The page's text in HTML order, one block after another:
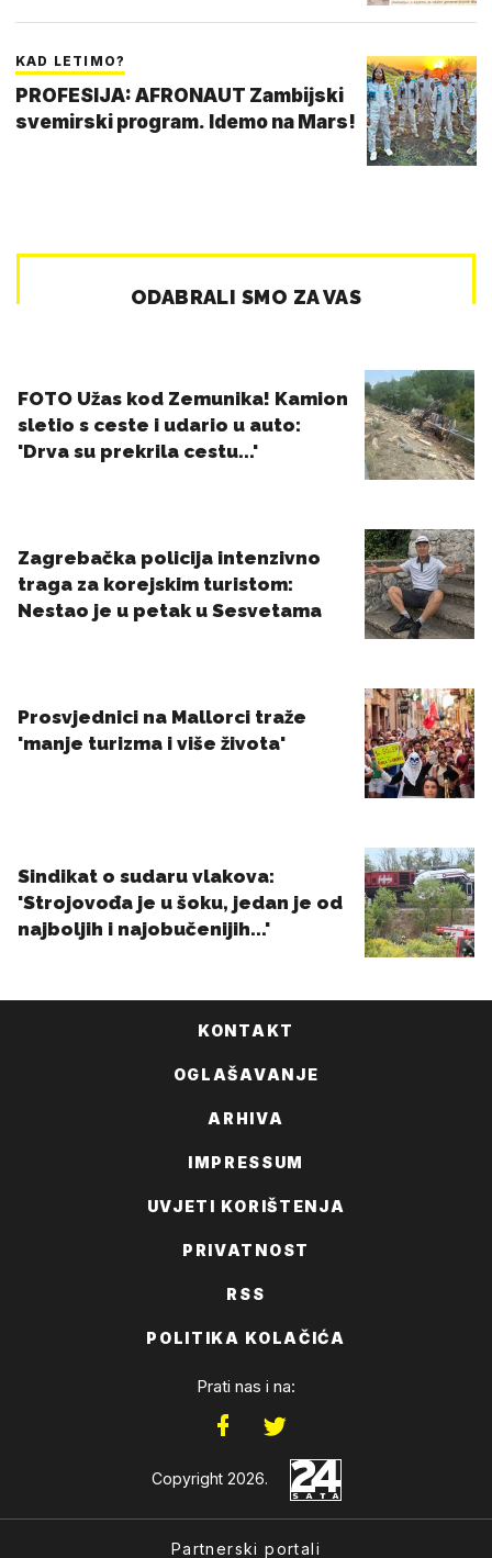
KAD LETIMO?
PROFESIJA: AFRONAUT Zambijski
svemirski program. Idemo na Mars!
KONTAKT
OGLAŠAVANJE
ARHIVA
IMPRESSUM
UVJETI KORIŠTENJA
PRIVATNOST
RSS
POLITIKA KOLAČIĆA
Prati nas i na:
Copyright 2026.
Partnerski portali